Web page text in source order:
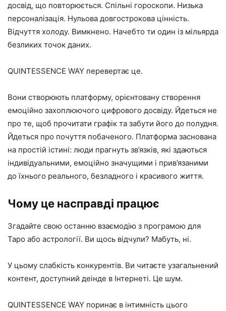
досвід, що повторюється. Спільні гороскопи. Низька
персоналізація. Нульова довгострокова цінність.
Відчуття холоду. Вимкнено. Начебто ти один із мільярда
безликих точок даних.
QUINTESSENCE WAY перевертає це.
Вони створюють платформу, орієнтовану створення
емоційно захоплюючого цифрового досвіду. Йдеться не
про те, щоб прочитати графік та забути його до полудня.
Йдеться про почуття побаченого. Платформа заснована
на простій істині: люди прагнуть зв’язків, які здаються
індивідуальними, емоційно значущими і прив’язаними
до їхнього реального, безладного і красивого життя.
Чому це насправді працює
Згадайте свою останню взаємодію з програмою для
Таро або астрології. Ви щось відчули? Мабуть, ні.
У цьому слабкість конкурентів. Ви читаєте узагальнений
контент, доступний деінде в Інтернеті. Це шум.
QUINTESSENCE WAY поринає в інтимність цього